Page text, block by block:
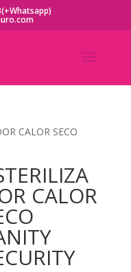
CALOR SECO
CALOR